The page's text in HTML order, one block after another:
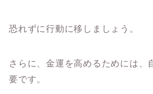
恐れずに行動に移しましょう。
さらに、金運を高めるためには、
要です。